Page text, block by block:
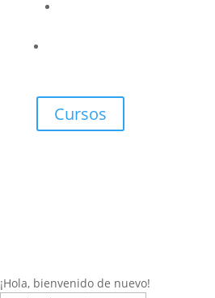
Cursos
¡Hola, bienvenido de nuevo!